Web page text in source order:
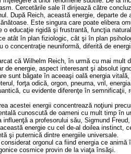
Cercetările sale îl dirijează către
După Reich, această energie, departe
Este singura care poate elibera
educaţie rigidă şi frustrantă, funcţia
atât în plan fiziologic, cât şi în plan
o concentraţie neuniformă, diferită de
că Wilhelm Reich, în urmă cu mai mult
de energie, aspect interesant şi absolut
sunt băgate în aceeaşi oală energia
forţa odică, orgon, pneuma, vril,
cu evidente diferenţe în semnificaţii,
acestei energii concentrează noţiuni
cunoscută de oameni cu mult timp în
influenţă a profesorului său, Sigmund
energie cu cel de-al doilea instinct,
şi puternică dintre energiile universale.
considerat orgonul ca fiind energia ce
cosmice provin de la viaţa însăşi.